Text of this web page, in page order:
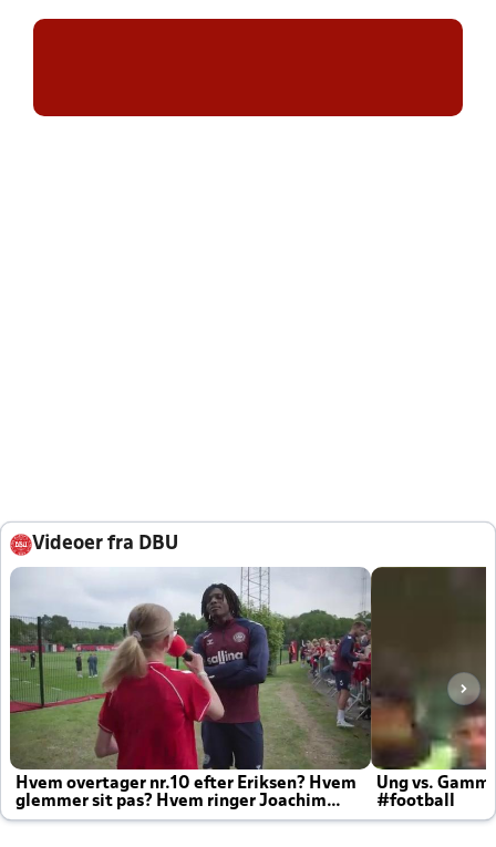
Videoer fra DBU
Hvem overtager nr.10 efter Eriksen? Hvem
glemmer sit pas? Hvem ringer Joachim
altid til efter kampe?
Ung vs.
#football